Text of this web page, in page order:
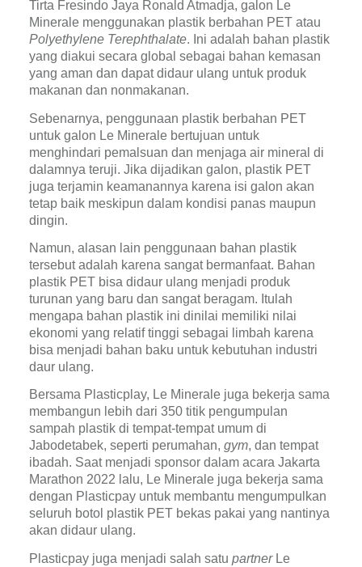
Tirta Fresindo Jaya Ronald Atmadja, galon Le
Polyethylene Terephthalate. Ini adalah bahan plastik
yang diakui secara global sebagai bahan kemasan
yang aman dan dapat didaur ulang untuk produk
makanan dan nonmakanan.
Sebenarnya, penggunaan plastik berbahan PET
untuk galon Le Minerale bertujuan untuk
menghindari pemalsuan dan menjaga air mineral di
dalamnya teruji. Jika dijadikan galon, plastik PET
juga terjamin keamanannya karena isi galon akan
tetap baik meskipun dalam kondisi panas maupun
dingin.
Namun, alasan lain penggunaan bahan plastik
tersebut adalah karena sangat bermanfaat. Bahan
plastik PET bisa didaur ulang menjadi produk
turunan yang baru dan sangat beragam. Itulah
mengapa bahan plastik ini dinilai memiliki nilai
ekonomi yang relatif tinggi sebagai limbah karena
bisa menjadi bahan baku untuk kebutuhan industri
daur ulang.
Bersama Plasticplay, Le Minerale juga bekerja sama
membangun lebih dari 350 titik pengumpulan
sampah plastik di tempat-tempat umum di
Jabodetabek, seperti perumahan, gym, dan tempat
ibadah. Saat menjadi sponsor dalam acara Jakarta
Marathon 2022 lalu, Le Minerale juga bekerja sama
dengan Plasticpay untuk membantu mengumpulkan
seluruh botol plastik PET bekas pakai yang nantinya
akan didaur ulang.
Plasticpay juga menjadi salah satu partner Le